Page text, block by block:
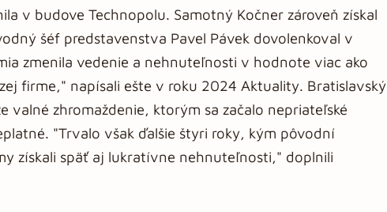
v budove Technopolu. Samotný Kočner zároveň získal
šéf predstavenstva Pavel Pávek dovolenkoval v
zmenila vedenie a nehnuteľnosti v hodnote viac ako
firme," napísali ešte v roku 2024 Aktuality. Bratislavský
valné zhromaždenie, ktorým sa začalo nepriateľské
"Trvalo však ďalšie štyri roky, kým pôvodní
získali späť aj lukratívne nehnuteľnosti," doplnili